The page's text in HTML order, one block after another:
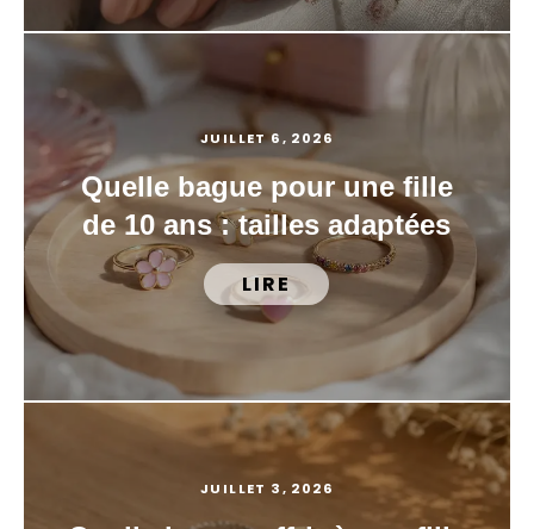
JUILLET 6, 2026
Quelle bague pour une fille
de 10 ans : tailles adaptées
LIRE
JUILLET 3, 2026